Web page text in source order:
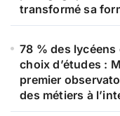
transformé sa
78 % des
choix d’études :
premier
des métiers à